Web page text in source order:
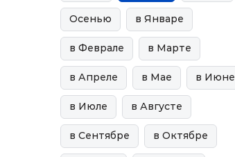
Осенью в Январе
в Феврале в Марте
в Апреле в Мае в Июне
в Июле в Августе
в Сентябре в Октябре